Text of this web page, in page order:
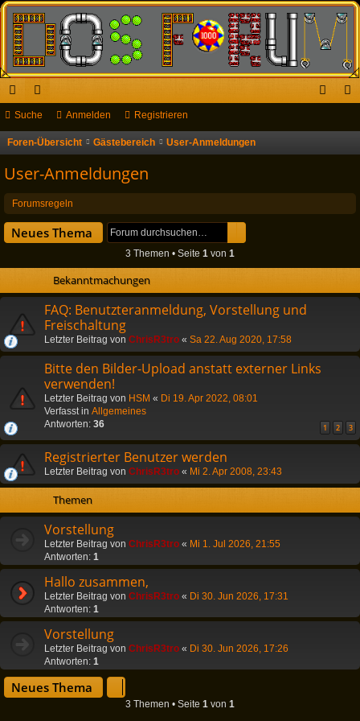
ch
ne
or
en
Suche Anmelden Registrieren
Foren-Übersicht Gästebereich User-Anmeldungen
User-Anmeldungen
Forumsregeln
Neues Thema
3 Themen • Seite 1 von 1
Bekanntmachungen
FAQ: Benutzteranmeldung, Vorstellung und
Freischaltung
Letzter Beitrag von ChrisR3tro « Sa 22. Aug 2020, 17:58
Bitte den Bilder-Upload anstatt externer Links
verwenden!
Letzter Beitrag von HSM « Di 19. Apr 2022, 08:01
Verfasst in Allgemeines
Antworten: 36 1 2 3
Registrierter Benutzer werden
Letzter Beitrag von ChrisR3tro « Mi 2. Apr 2008, 23:43
Themen
Vorstellung
Letzter Beitrag von ChrisR3tro « Mi 1. Jul 2026, 21:55
Antworten: 1
Hallo zusammen,
Letzter Beitrag von ChrisR3tro « Di 30. Jun 2026, 17:31
Antworten: 1
Vorstellung
Letzter Beitrag von ChrisR3tro « Di 30. Jun 2026, 17:26
Antworten: 1
Neues Thema
3 Themen • Seite 1 von 1